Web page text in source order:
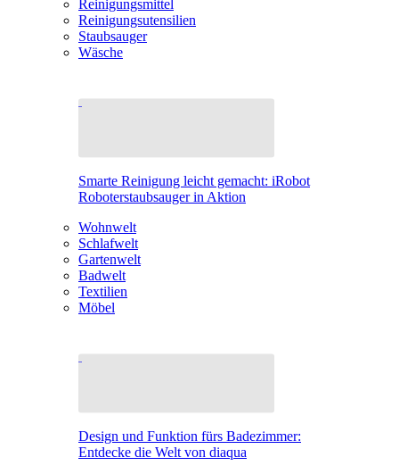
Reinigungsmittel
Reinigungsutensilien
Staubsauger
Wäsche
Smarte Reinigung leicht gemacht: iRobot
Roboterstaubsauger in Aktion
Wohnwelt
Schlafwelt
Gartenwelt
Badwelt
Textilien
Möbel
Design und Funktion fürs Badezimmer:
Entdecke die Welt von diaqua